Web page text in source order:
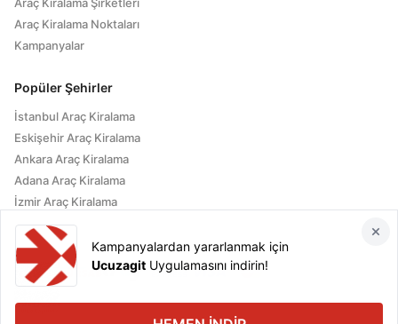
Araç Kiralama Noktaları
Kampanyalar
Popüler Şehirler
İstanbul Araç Kiralama
Eskişehir Araç Kiralama
Ankara Araç Kiralama
Adana Araç Kiralama
İzmir Araç Kiralama
Kampanyalardan yararlanmak için
Ucuzagit Uygulamasını indirin!